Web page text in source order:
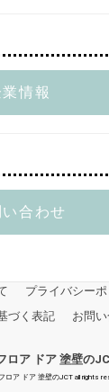
情報
合わせ
プライバシー
づく表記
お問
ロア ドア 塗壁の
ロア ドア 塗壁のJCT all rights